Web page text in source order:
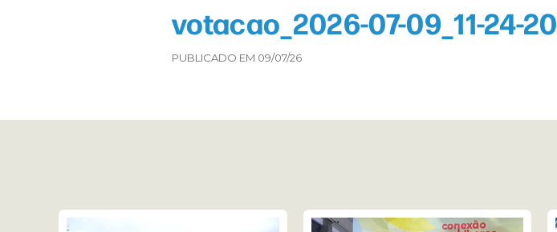
votacao_2026-07-09_11-24-20
PUBLICADO EM 09/07/26